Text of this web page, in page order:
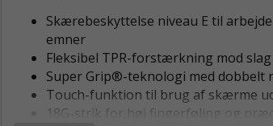
Skærebeskyttelse niveau E til
emner
Fleksibel TPR-forstærkning mod
Super Grip®-teknologi med
Touch-funktion til brug af skærme
18G-strik for høj fingerføling og